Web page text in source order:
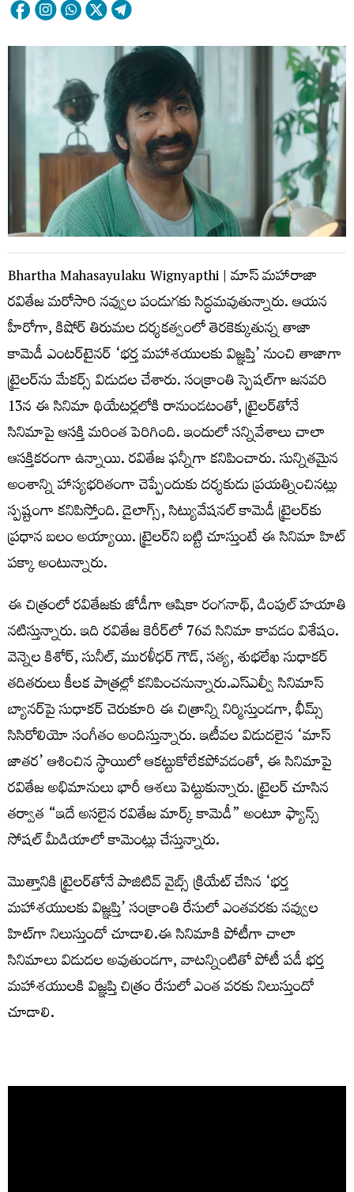
Bhartha Mahasayulaku Wignyapthi | మాస్ మహారాజా
రవితేజ మరోసారి నవ్వుల పండుగకు సిద్ధమవుతున్నారు. ఆయన
హీరోగా, కిషోర్ తిరుమల దర్శకత్వంలో తెరకెక్కుతున్న తాజా
కామెడీ ఎంటర్‌టైనర్ ‘భర్త మహాశయులకు విజ్ఞప్తి’ నుంచి తాజాగా
ట్రైల‌ర్‌ను మేకర్స్ విడుదల చేశారు. సంక్రాంతి స్పెషల్‌గా జనవరి
13న ఈ సినిమా థియేటర్లలోకి రానుండటంతో, ట్రైల‌ర్‌తోనే
సినిమాపై ఆసక్తి మరింత పెరిగింది. ఇందులో స‌న్నివేశాలు చాలా
ఆస‌క్తిక‌రంగా ఉన్నాయి. ర‌వితేజ ఫ‌న్నీగా క‌నిపించారు. సున్నితమైన
అంశాన్ని హాస్యభరితంగా చెప్పేందుకు దర్శకుడు ప్రయత్నించినట్లు
స్పష్టంగా కనిపిస్తోంది. డైలాగ్స్, సిట్యువేషనల్ కామెడీ ట్రైల‌ర్‌కు
ప్రధాన బలం అయ్యాయి. ట్రైల‌ర్‌ని బ‌ట్టి చూస్తుంటే ఈ సినిమా హిట్
ప‌క్కా అంటున్నారు.
ఈ చిత్రంలో రవితేజకు జోడీగా ఆషికా రంగనాథ్, డింపుల్ హయాతి
నటిస్తున్నారు. ఇది రవితేజ కెరీర్‌లో 76వ సినిమా కావడం విశేషం.
వెన్నెల కిశోర్, సునీల్, మురళీధర్ గౌడ్, సత్య, శుభలేఖ సుధాకర్
తదితరులు కీలక పాత్రల్లో కనిపించనున్నారు.ఎస్ఎల్వీ సినిమాస్
బ్యానర్‌పై సుధాకర్ చెరుకూరి ఈ చిత్రాన్ని నిర్మిస్తుండగా, భీమ్స్
సిసిరోలియో సంగీతం అందిస్తున్నారు. ఇటీవల విడుదలైన ‘మాస్
జాతర’ ఆశించిన స్థాయిలో ఆకట్టుకోలేకపోవడంతో, ఈ సినిమాపై
రవితేజ అభిమానులు భారీ ఆశలు పెట్టుకున్నారు. ట్రైల‌ర్ చూసిన
తర్వాత “ఇదే అసలైన రవితేజ మార్క్ కామెడీ” అంటూ ఫ్యాన్స్
సోషల్ మీడియాలో కామెంట్లు చేస్తున్నారు.
మొత్తానికి ట్రైల‌ర్‌తోనే పాజిటివ్ వైబ్స్ క్రియేట్ చేసిన ‘భర్త
మహాశయులకు విజ్ఞప్తి’ సంక్రాంతి రేసులో ఎంతవరకు నవ్వుల
హిట్‌గా నిలుస్తుందో చూడాలి.ఈ సినిమాకి పోటీగా చాలా
సినిమాలు విడుద‌ల అవుతుండ‌గా, వాట‌న్నింటితో పోటీ ప‌డీ భ‌ర్త
మ‌హాశ‌యులకి విజ్ఞ‌ప్తి చిత్రం రేసులో ఎంత వ‌ర‌కు నిలుస్తుందో
చూడాలి.